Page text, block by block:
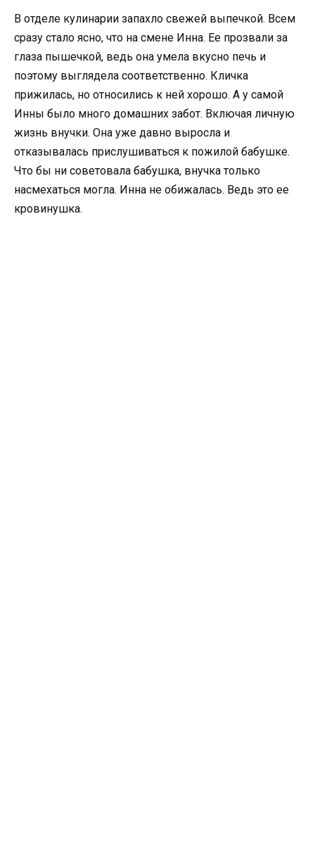
В отделе кулинарии запахло свежей выпечкой. Всем
сразу стало ясно, что на смене Инна. Ее прозвали за
глаза пышечкой, ведь она умела вкусно печь и
поэтому выглядела соответственно. Кличка
прижилась, но относились к ней хорошо. А у самой
Инны было много домашних забот. Включая личную
жизнь внучки. Она уже давно выросла и
отказывалась прислушиваться к пожилой бабушке.
Что бы ни советовала бабушка, внучка только
насмехаться могла. Инна не обижалась. Ведь это ее
кровинушка.